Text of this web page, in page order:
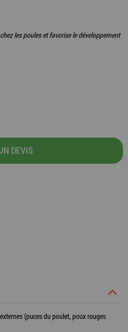
les poules et favorise le développement
DEVIS
(puces du poulet, poux rouges